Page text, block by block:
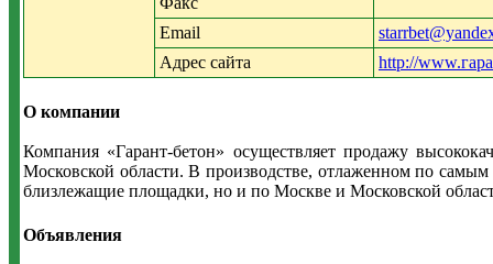
Email
Адрес сайта
http://
О компании
Компания «Гарант-бетон» осуществляет продажу
Московской области. В производстве, отлаженном по
близлежащие площадки, но и по Москве и Московской
Объявления